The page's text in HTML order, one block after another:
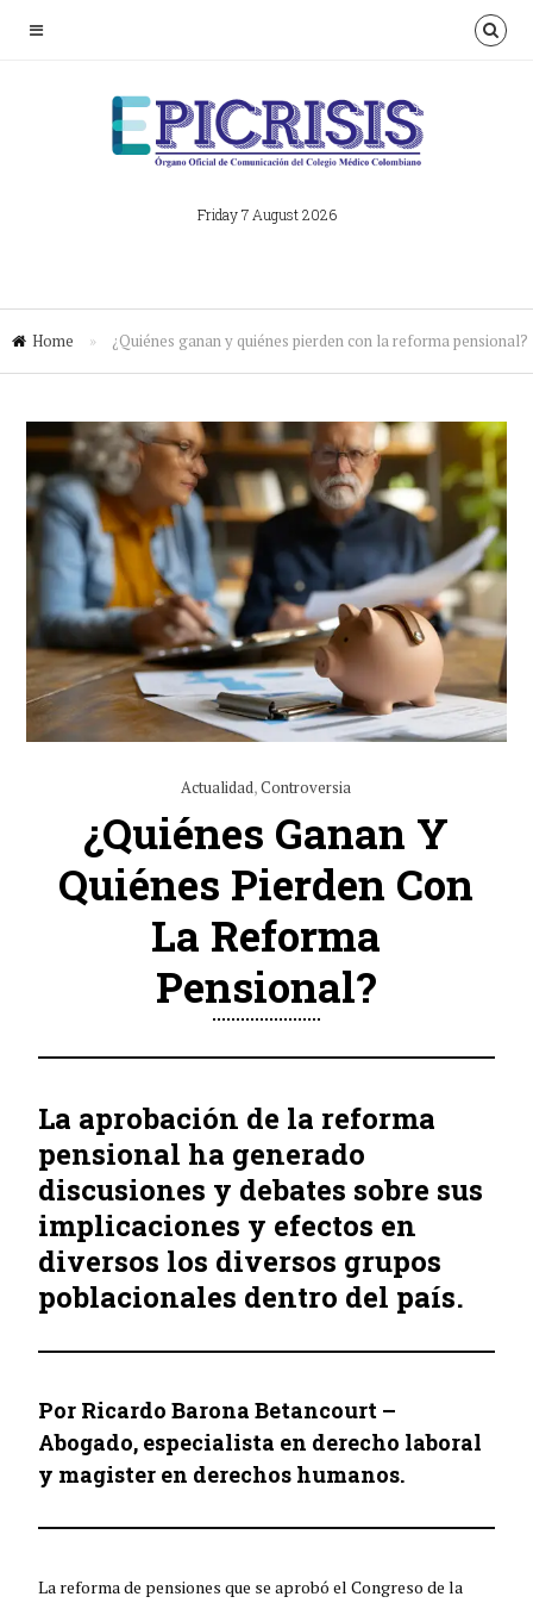
Friday 7 August 2026
Home » ¿Quiénes ganan y quiénes pierden con la reforma pensional?
Actualidad,Controversia
¿Quiénes Ganan Y
Quiénes Pierden Con
La Reforma
Pensional?
La aprobación de la reforma
pensional ha generado
discusiones y debates sobre sus
implicaciones y efectos en
diversos los diversos grupos
poblacionales dentro del país.
Por Ricardo Barona Betancourt –
Abogado, especialista en derecho laboral
y magister en derechos humanos.
La reforma de pensiones que se aprobó el Congreso de la